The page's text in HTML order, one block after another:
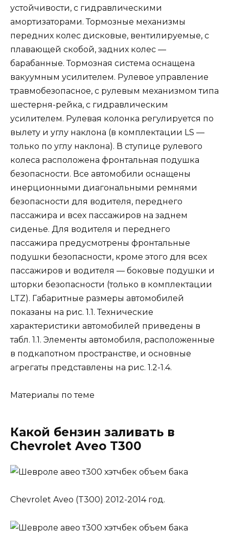
устойчивости, с гидравлическими
амортизаторами. Тормозные механизмы
передних колес дисковые, вентилируемые, с
плавающей скобой, задних колес —
барабанные. Тормозная система оснащена
вакуумным усилителем. Рулевое управление
травмобезопасное, с рулевым механизмом типа
шестерня-рейка, с гидравлическим
усилителем. Рулевая колонка регулируется по
вылету и углу наклона (в комплектации LS —
только по углу наклона). В ступице рулевого
колеса расположена фронтальная подушка
безопасности. Все автомобили оснащены
инерционными диагональными ремнями
безопасности для водителя, переднего
пассажира и всех пассажиров на заднем
сиденье. Для водителя и переднего
пассажира предусмотрены фронтальные
подушки безопасности, кроме этого для всех
пассажиров и водителя — боковые подушки и
шторки безопасности (только в комплектации
LTZ). Габаритные размеры автомобилей
показаны на рис. 1.1. Технические
характеристики автомобилей приведены в
табл. 1.1. Элементы автомобиля, расположенные
в подкапотном пространстве, и основные
агрегаты представлены на рис. 1.2-1.4.
Материалы по теме
Какой бензин заливать в
Chevrolet Aveo T300
Chevrolet Aveo (T300) 2012-2014 год.